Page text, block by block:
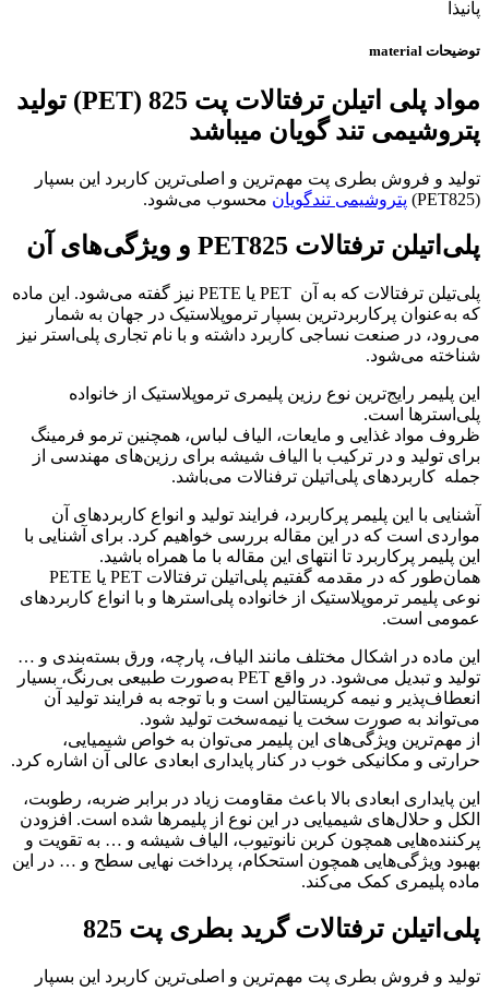
توضیحات material
مواد پلی اتیلن ترفتالات پت 825 (PET) تولید
پتروشیمی تند گویان میباشد
تولید و فروش بطری پت مهم‌ترین و اصلی‌ترین کاربرد این بسپار
(PET825)
پتروشیمی تندگویان محسوب می‌شود.
پلی‌اتیلن ترفتالات PET825 و ویژگی‌های آن
پلی‌تیلن ترفتالات که به آن PET یا PETE نیز گفته می‌شود. این ماده
که به‌عنوان پرکاربردترین بسپار ترموپلاستیک در جهان به شمار
می‌رود، در صنعت نساجی کاربرد داشته و با نام تجاری پلی‌استر نیز
شناخته می‌شود.
این پلیمر رایج‌ترین نوع رزین پلیمری ترموپلاستیک از خانواده
پلی‌استرها است.
ظروف مواد غذایی و مایعات، الیاف لباس، همچنین ترمو فرمینگ
برای تولید و در ترکیب با الیاف شیشه برای رزین‌های مهندسی از
جمله کاربردهای پلی‌اتیلن ترفنالات می‌باشد.
آشنایی با این پلیمر پرکاربرد، فرایند تولید و انواع کاربردهای آن
مواردی است که در این مقاله بررسی خواهیم کرد. برای آشنایی با
این پلیمر پرکاربرد تا انتهای این مقاله با ما همراه باشید.
همان‌طور که در مقدمه گفتیم پلی‌اتیلن ترفتالات PET یا PETE
نوعی پلیمر ترموپلاستیک از خانواده پلی‌استرها و با انواع کاربردهای
عمومی است.
این ماده در اشکال مختلف مانند الیاف، پارچه، ورق بسته‌بندی و …
تولید و تبدیل می‌شود. در واقع PET به‌صورت طبیعی بی‌رنگ، بسیار
انعطاف‌پذیر و نیمه کریستالین است و با توجه به فرایند تولید آن
می‌تواند به صورت سخت یا نیمه‌سخت تولید شود.
از مهم‌ترین ویژگی‌های این پلیمر می‌توان به خواص شیمیایی،
حرارتی و مکانیکی خوب در کنار پایداری ابعادی عالی آن اشاره کرد.
این پایداری ابعادی بالا باعث مقاومت زیاد در برابر ضربه، رطوبت،
الکل و حلال‌های شیمیایی در این نوع از پلیمرها شده است. افزودن
پرکننده‌هایی همچون کربن نانوتیوب، الیاف شیشه و … به تقویت و
بهبود ویژگی‌هایی همچون استحکام، پرداخت نهایی سطح و … در این
ماده پلیمری کمک می‌کند.
پلی‌اتیلن ترفتالات گرید بطری پت 825
تولید و فروش بطری پت مهم‌ترین و اصلی‌ترین کاربرد این بسپار